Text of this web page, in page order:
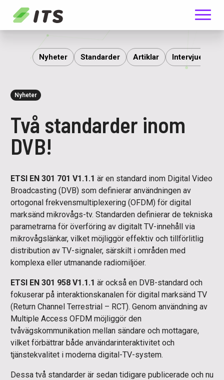
ITS
Nyheter Standarder Artiklar Intervjuer
Nyheter
Två standarder inom
DVB!
ETSI EN 301 701 V1.1.1 är en standard inom Digital Video
Broadcasting (DVB) som definierar användningen av
ortogonal frekvensmultiplexering (OFDM) för digital
marksänd mikrovågs-tv. Standarden definierar de tekniska
parametrarna för överföring av digitalt TV-innehåll via
mikrovågslänkar, vilket möjliggör effektiv och tillförlitlig
distribution av TV-signaler, särskilt i områden med
komplexa eller utmanande radiomiljöer.
ETSI EN 301 958 V1.1.1 är också en DVB-standard och
fokuserar på interaktionskanalen för digital marksänd TV
(Return Channel Terrestrial – RCT). Genom användning av
Multiple Access OFDM möjliggör den
tvåvägskommunikation mellan sändare och mottagare,
vilket förbättrar både användarinteraktivitet och
tjänstekvalitet i moderna digital-TV-system.
Dessa två standarder är sedan tidigare publicerade och nu